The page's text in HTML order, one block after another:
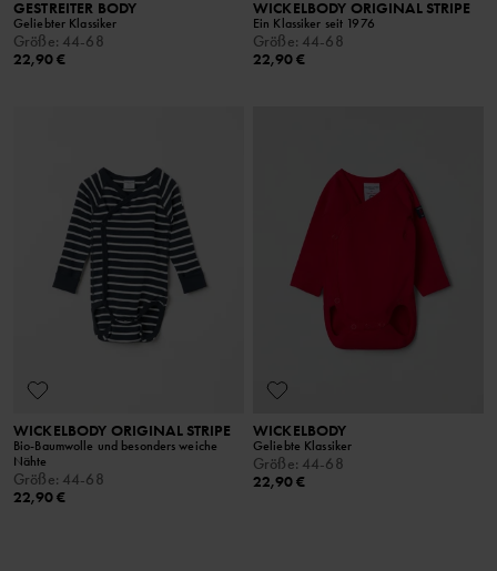
GESTREITER BODY
Geliebter Klassiker
Größe: 44-68
22,90 €
WICKELBODY ORIGINAL STRIPE
Ein Klassiker seit 1976
Größe: 44-68
22,90 €
WICKELBODY ORIGINAL STRIPE
Bio-Baumwolle und besonders weiche
Nähte
Größe: 44-68
22,90 €
WICKELBODY
Geliebte Klassiker
Größe: 44-68
22,90 €